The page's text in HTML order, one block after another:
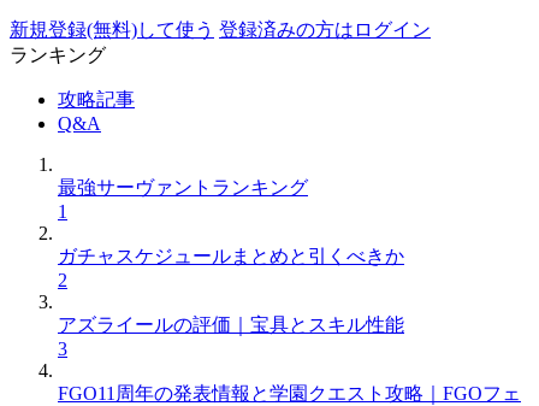
新規登録(無料)して使う 登録済みの方はログイン
ランキング
攻略記事
Q&A
最強サーヴァントランキング
1
ガチャスケジュールまとめと引くべきか
2
アズライールの評価｜宝具とスキル性能
3
FGO11周年の発表情報と学園クエスト攻略｜FGOフェ